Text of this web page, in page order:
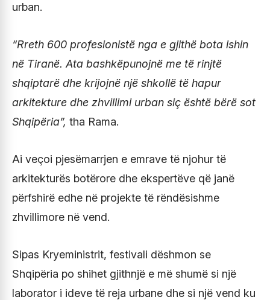
urban.
“Rreth 600 profesionistë nga e gjithë bota ishin
në Tiranë. Ata bashkëpunojnë me të rinjtë
shqiptarë dhe krijojnë një shkollë të hapur
arkitekture dhe zhvillimi urban siç është bërë sot
Shqipëria”, tha Rama.
Ai veçoi pjesëmarrjen e emrave të njohur të
arkitekturës botërore dhe ekspertëve që janë
përfshirë edhe në projekte të rëndësishme
zhvillimore në vend.
Sipas Kryeministrit, festivali dëshmon se
Shqipëria po shihet gjithnjë e më shumë si një
laborator i ideve të reja urbane dhe si një vend ku